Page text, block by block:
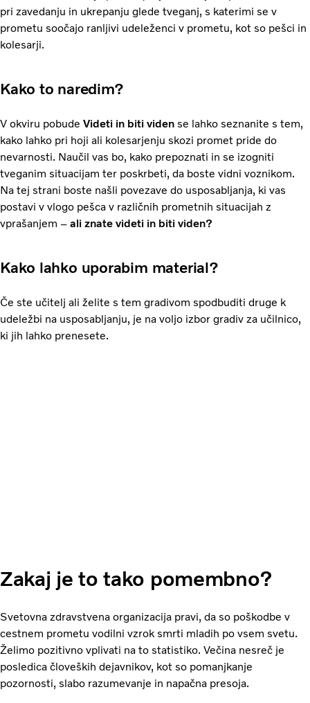
pri zavedanju in ukrepanju glede tveganj, s katerimi se v
prometu soočajo ranljivi udeleženci v prometu, kot so pešci in
kolesarji.
Kako to naredim?
V okviru pobude Videti in biti viden se lahko seznanite s tem,
kako lahko pri hoji ali kolesarjenju skozi promet pride do
nevarnosti. Naučil vas bo, kako prepoznati in se izogniti
tveganim situacijam ter poskrbeti, da boste vidni voznikom.
Na tej strani boste našli povezave do usposabljanja, ki vas
postavi v vlogo pešca v različnih prometnih situacijah z
vprašanjem – ali znate videti in biti viden?
Kako lahko uporabim material?
Če ste učitelj ali želite s tem gradivom spodbuditi druge k
udeležbi na usposabljanju, je na voljo izbor gradiv za učilnico,
ki jih lahko prenesete.
Zakaj je to tako pomembno?
Svetovna zdravstvena organizacija pravi, da so poškodbe v
cestnem prometu vodilni vzrok smrti mladih po vsem svetu.
Želimo pozitivno vplivati na to statistiko. Večina nesreč je
posledica človeških dejavnikov, kot so pomanjkanje
pozornosti, slabo razumevanje in napačna presoja.